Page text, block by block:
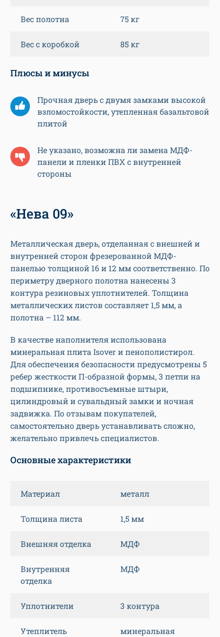
Вес полотна 75 кг
Вес с коробкой 85 кг
Плюсы и минусы
Прочная дверь с двумя замками высокой
взломостойкости, утепленная базальтовой
плитой
Не указано, возможна ли замена МДФ-
панели и пленки ПВХ с внутренней
стороны
«Нева 09»
Металлическая дверь, отделанная с внешней и
внутренней сторон фрезерованной МДФ-
панелью толщиной 16 и 12 мм соответственно. По
периметру дверного полотна нанесены 3
контура резиновых уплотнителей. Толщина
металлических листов составляет 1,5 мм, а
полотна – 112 мм.
В качестве наполнителя использована
минеральная плита Isover и пенополистирол.
Для обеспечения безопасности предусмотрены 5
ребер жесткости П-образной формы, 3 петли на
подшипнике, противосъемные штыри,
цилиндровый и сувальдный замки и ночная
задвижка. По отзывам покупателей,
самостоятельно дверь устанавливать сложно,
желательно привлечь специалистов.
Основные характеристики
Материал металл
Толщина листа 1,5 мм
Внешняя отделка МДФ
Внутренняя
отделка
МДФ
Уплотнители 3 контура
Утеплитель
минеральная